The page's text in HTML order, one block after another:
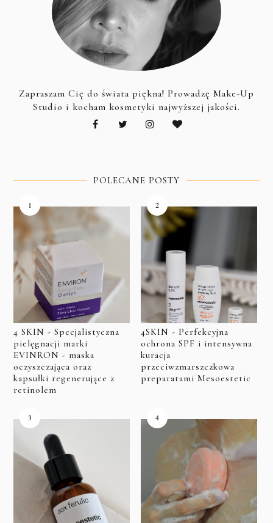
Zapraszam Cię do świata piękna! Prowadzę Make-Up
Studio i kocham kosmetyki najwyższej jakości.
POLECANE POSTY
4 SKIN - Specjalistyczna
pielęgnacji marki
EVINRON - maska
oczyszczająca oraz
kapsułki regenerujące z
retinolem
4SKIN - Perfekcyjna
ochrona SPF i intensywna
kuracja
przeciwzmarszczkowa
preparatami Mesoestetic